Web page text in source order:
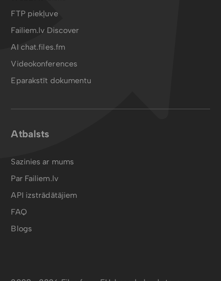
FTP piekļuve
Failiem.lv Discover
AI chat.files.fm
Videokonferences
Eparakstīt dokumentu
Atbalsts
Sazinies ar mums
Par Failiem.lv
API izstrādātājiem
FAQ
Blogs